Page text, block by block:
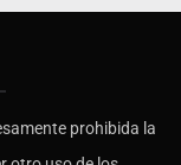
prohibida la